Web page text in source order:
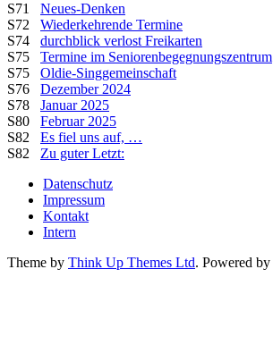
S71 Neues-Denken
S72 Wiederkehrende Termine
S74 durchblick verlost Freikarten
S75 Termine im Seniorenbegegnungszentrum
S75 Oldie-Singgemeinschaft
S76 Dezember 2024
S78 Januar 2025
S80 Februar 2025
S82 Es fiel uns auf, …
S82 Zu guter Letzt:
Datenschutz
Impressum
Kontakt
Intern
Theme by Think Up Themes Ltd. Powered by